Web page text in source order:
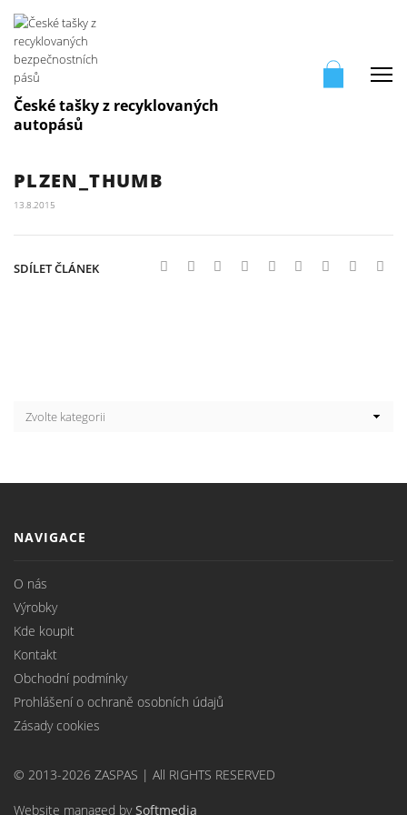
České tašky z recyklovaných
autopásů
PLZEN_THUMB
13.8.2015
SDÍLET ČLÁNEK
NAVIGACE
O nás
Výrobky
Kde koupit
Kontakt
Obchodní podmínky
Prohlášení o ochraně osobních údajů
Zásady cookies
© 2013-2026 ZASPAS | All RIGHTS RESERVED
Website managed bySoftmedia